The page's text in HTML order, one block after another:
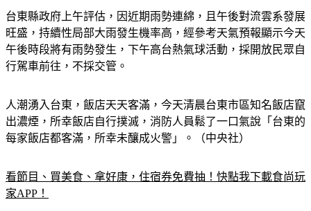
台東縣政府上午評估，因近期雨勢連綿，且午後對流雲系發展
旺盛，持續性局部大雨發生機率高，經參考天氣預報顯示今天
午後時段將有雨勢發生，下午高台熱氣球活動，採開放民眾自
行駕車前往，不採交管。
人潮湧入台東，飯店天天客滿，今天清晨台東市區知名飯店竄
出濃煙，所幸飯店自行撲滅，消防人員鬆了一口氣說「台東的
每家飯店都客滿，所幸未釀成火警」。（中央社）
看節目、買美食、拿好康，住宿券免費抽！快點我下載食尚玩
家APP！